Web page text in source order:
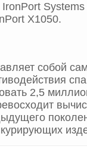
X1050.
собой
2,5